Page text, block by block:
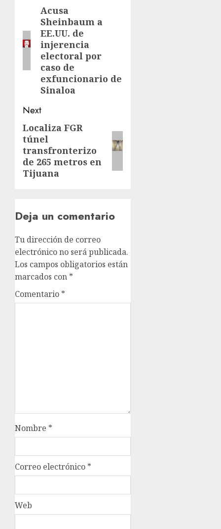
Acusa
Sheinbaum a
EE.UU. de
injerencia
electoral por
caso de
exfuncionario de
Sinaloa
Next
Localiza FGR
túnel
transfronterizo
de 265 metros en
Tijuana
Deja un comentario
Tu dirección de correo
electrónico no será publicada.
Los campos obligatorios están
marcados con *
Comentario *
Nombre *
Correo electrónico *
Web